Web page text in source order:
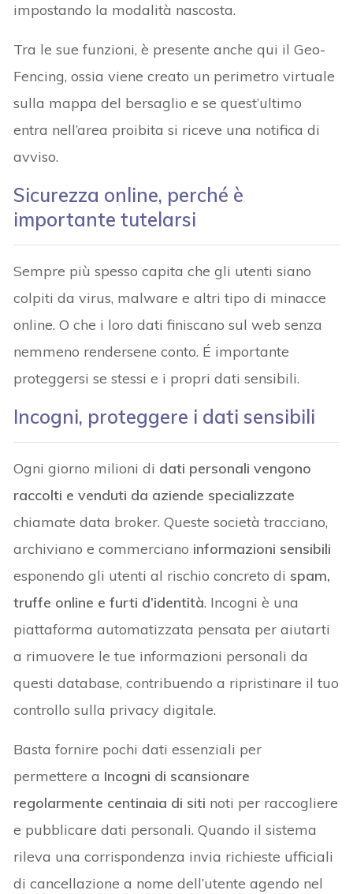
impostando la modalità nascosta.
Tra le sue funzioni, è presente anche qui il Geo-
Fencing, ossia viene creato un perimetro virtuale
sulla mappa del bersaglio e se quest’ultimo
entra nell’area proibita si riceve una notifica di
avviso.
Sicurezza online, perché è
importante tutelarsi
Sempre più spesso capita che gli utenti siano
colpiti da virus, malware e altri tipo di minacce
online. O che i loro dati finiscano sul web senza
nemmeno rendersene conto. É importante
proteggersi se stessi e i propri dati sensibili.
Incogni, proteggere i dati sensibili
Ogni giorno milioni di dati personali vengono
raccolti e venduti da aziende specializzate
chiamate data broker. Queste società tracciano,
archiviano e commerciano informazioni sensibili
esponendo gli utenti al rischio concreto di spam,
truffe online e furti d’identità. Incogni è una
piattaforma automatizzata pensata per aiutarti
a rimuovere le tue informazioni personali da
questi database, contribuendo a ripristinare il tuo
controllo sulla privacy digitale.
Basta fornire pochi dati essenziali per
permettere a Incogni di scansionare
regolarmente centinaia di siti noti per raccogliere
e pubblicare dati personali. Quando il sistema
rileva una corrispondenza invia richieste ufficiali
di cancellazione a nome dell’utente agendo nel